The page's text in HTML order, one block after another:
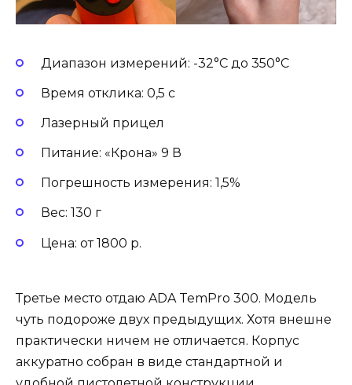
Диапазон измерений: -32°С до 350°С
Время отклика: 0,5 с
Лазерный прицел
Питание: «Крона» 9 В
Погрешность измерения: 1,5%
Вес: 130 г
Цена: от 1800 р.
Третье место отдаю ADA TemPro 300. Модель
чуть подороже двух предыдущих. Хотя внешне
практически ничем не отличается. Корпус
аккуратно собран в виде стандартной и